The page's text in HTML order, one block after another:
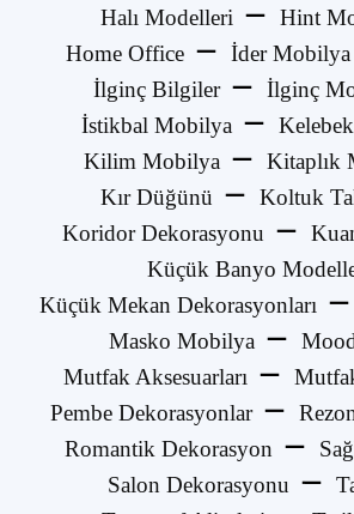
Halı Modelleri
Hint
Home Office
İder Mobilya
İlginç Bilgiler
İlginç
İstikbal Mobilya
Kilim Mobilya
Kitaplık
Kır Düğünü
Koltuk
Koridor Dekorasyonu
Küçük Banyo
Küçük Mekan Dekorasyonları
Masko Mobilya
Mutfak Aksesuarları
Pembe Dekorasyonlar
Romantik Dekorasyon
Salon Dekorasyonu